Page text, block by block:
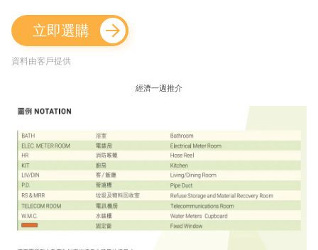
立即選購
資料由客戶提供
經濟一週推介